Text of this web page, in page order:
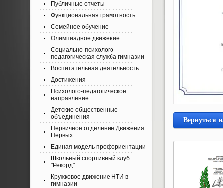
Вернуться
Публичные отчеты
Функциональная грамотность
Семейное обучение
Олимпиадное движение
Социально-психолого-
педагогическая служба гимназии
Воспитательная деятельность
Достижения
Психолого-педагогическое
направление
Детские общественные
объединения
Первичное отделение Движения
Первых
Единая модель профориентации
Школьный спортивный клуб
"Рекорд"
Кружковое движение НТИ в
гимназии